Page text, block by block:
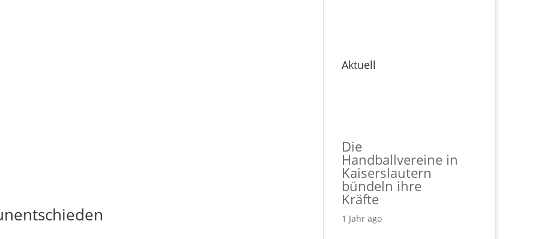
Aktuell
Die
Handballvereine in
Kaiserslautern
bündeln ihre
Kräfte
1 Jahr ago